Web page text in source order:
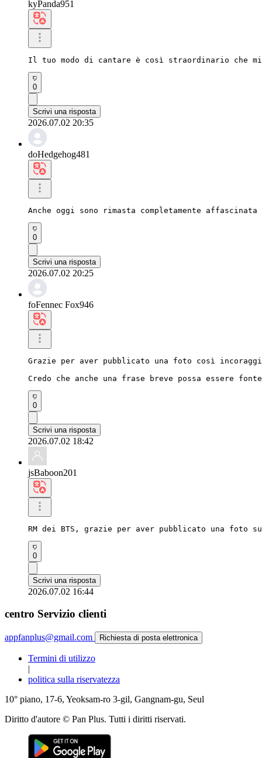
kyPanda951
Il tuo modo di cantare è così straordinario che
0
Scrivi una risposta
2026.07.02 20:35
doHedgehog481
Anche oggi sono rimasta completamente
0
Scrivi una risposta
2026.07.02 20:25
foFennec Fox946
Grazie per aver pubblicato una foto così
Credo che anche una frase breve possa essere
0
Scrivi una risposta
2026.07.02 18:42
jsBaboon201
RM dei BTS, grazie per aver pubblicato una
0
Scrivi una risposta
2026.07.02 16:44
centro Servizio clienti
appfanplus@gmail.com Richiesta di posta elettronica
Termini di utilizzo
|
politica sulla riservatezza
10° piano, 17-6, Yeoksam-ro 3-gil, Gangnam-gu, Seul
Diritto d'autore © Pan Plus. Tutti i diritti riservati.